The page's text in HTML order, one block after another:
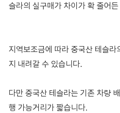
슬라의 실구매가 차이가 확 줄어
지역보조금에 따라 중국산 테슬
지 내려갈 수 있습니다.
다만 중국산 테슬라는 기존 차량
행 가능거리가 짧습니다.